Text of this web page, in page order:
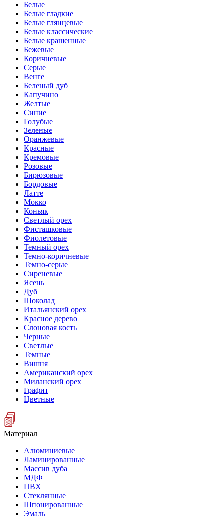
Белые
Белые гладкие
Белые глянцевые
Белые классические
Белые крашенные
Бежевые
Коричневые
Серые
Венге
Беленый дуб
Капучино
Желтые
Синие
Голубые
Зеленые
Оранжевые
Красные
Кремовые
Розовые
Бирюзовые
Бордовые
Латте
Мокко
Коньяк
Светлый орех
Фисташковые
Фиолетовые
Темный орех
Темно-коричневые
Темно-серые
Сиреневые
Ясень
Дуб
Шоколад
Итальянский орех
Красное дерево
Слоновая кость
Черные
Светлые
Темные
Вишня
Американский орех
Миланский орех
Графит
Цветные
Материал
Алюминиевые
Ламинированные
Массив дуба
МДФ
ПВХ
Стеклянные
Шпонированные
Эмаль